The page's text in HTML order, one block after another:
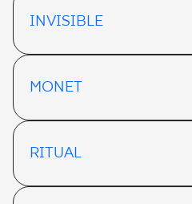
INVISIBLE
MONET
RITUAL